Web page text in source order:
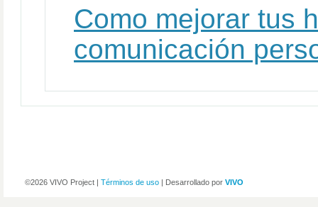
Como mejorar tus
comunicación
©2026 VIVO Project | Términos de uso | Desarrollado por VIVO